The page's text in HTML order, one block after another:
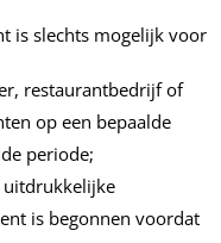
is slechts mogelijk voor
restaurantbedrijf of
op een bepaalde
periode;
uitdrukkelijke
is begonnen voordat